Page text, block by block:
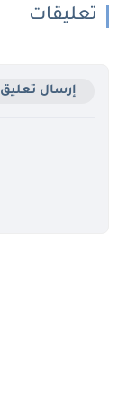
تعليقات
إرسال تعليق